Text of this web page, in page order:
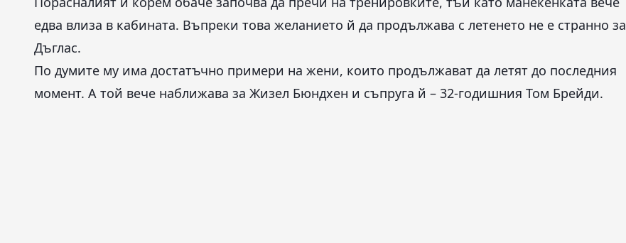
едва влиза в кабината. Въпреки това желанието й да продължава с летенето не е странно за
Дъглас.
По думите му има достатъчно примери на жени, които продължават да летят до последния
момент. А той вече наближава за Жизел Бюндхен и съпруга й – 32-годишния Том Брейди.